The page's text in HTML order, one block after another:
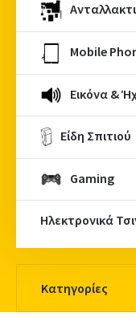
Mobile
Εικόνα &
Είδη Σπιτιού
Gaming
Ηλεκτρονικά
Κατηγορίες